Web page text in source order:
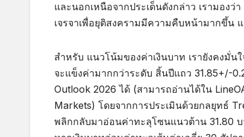
และนอกเหนือจากประเด็นดังกล่าว เรามอง
เจรจาเพื่อยุติสงครามมีความคืบหน้ามากขึ้น
สำหรับ แนวโน้มของค่าเงินบาท เรายังคงมั่
จะแข็งค่ามากกว่าระดับ สิ้นปีแถว 31.85+/-
Outlook 2026 ได้ (สามารถอ่านได้ใน
Markets) โดยจากการประเมินด้วยกลยุทธ์
พลิกกลับมาอ่อนค่าทะลุโซนแนวต้าน 31.80 บ